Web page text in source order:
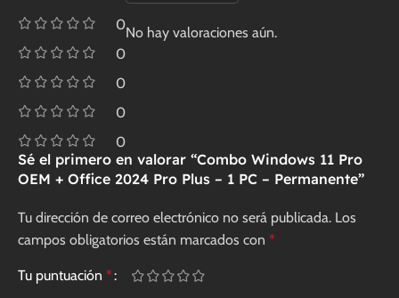
0
0
0
0
0
No hay valoraciones aún.
Sé el primero en valorar “Combo Windows 11 Pro
OEM + Office 2024 Pro Plus – 1 PC – Permanente”
Tu dirección de correo electrónico no será publicada. Los
campos obligatorios están marcados con *
Tu puntuación *